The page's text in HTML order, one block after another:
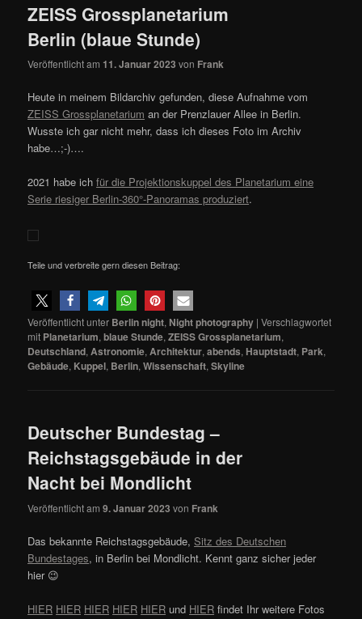
ZEISS Grossplanetarium
Berlin (blaue Stunde)
Veröffentlicht am 11. Januar 2023 von Frank
Heute in meinem Bildarchiv gefunden, diese Aufnahme vom
ZEISS Grossplanetarium an der Prenzlauer Allee in Berlin.
Wusste ich gar nicht mehr, dass ich dieses Foto im Archiv
habe…;-)….
2021 habe ichfür die Projektionskuppel des Planetarium eine
Serie riesiger Berlin-360°-Panoramas produziert.
Teile und verbreite gern diesen Beitrag:
Veröffentlicht unter Berlin night, Night photography |Verschlagwortet
mit Planetarium,blaue Stunde,ZEISS Grossplanetarium,
Deutschland, Astronomie, Architektur,abends, Hauptstadt, Park,
Gebäude, Kuppel, Berlin,Wissenschaft,Skyline
Deutscher Bundestag –
Reichstagsgebäude in der
Nacht bei Mondlicht
Veröffentlicht am9. Januar 2023 von Frank
Das bekannte Reichstagsgebäude,Sitz des Deutschen
Bundestages, in Berlin bei Mondlicht. Kennt ganz sicher jeder
hier 😉
HIER HIER HIER HIER HIER und HIER findet Ihr weitere Fotos